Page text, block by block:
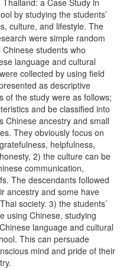
a Case Study in
by studying the students’
culture, and lifestyle. The
were simple random
students who
language and cultural
collected by using field
as descriptive
of the study were as follows;
and be classified into
Chinese ancestry and small
They obviously focus on
helpfulness,
2) the culture can be
communication,
The descendants followed
ancestry and some have
society. 3) the students’
using Chinese, studying
language and cultural
This can persuade
mind and pride of their